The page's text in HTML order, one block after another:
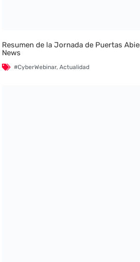
Resumen de la Jornada de Puertas
News
#CyberWebinar,Actualidad